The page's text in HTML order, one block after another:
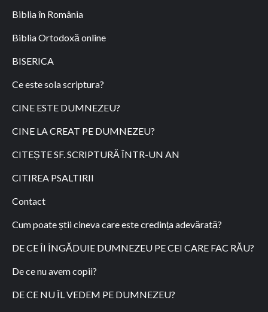
Biblia în România
Biblia Ortodoxă online
BISERICA
Ce este sola scriptura?
CINE ESTE DUMNEZEU?
CINE LA CREAT PE DUMNEZEU?
CITEȘTE SF. SCRIPTURĂ ÎNTR-UN AN
CITIREA PSALTIRII
Contact
Cum poate știi cineva care este credința adevărată?
DE CE ÎI ÎNGĂDUIE DUMNEZEU PE CEI CARE FAC RĂU?
De ce nu avem copii?
DE CE NU ÎL VEDEM PE DUMNEZEU?